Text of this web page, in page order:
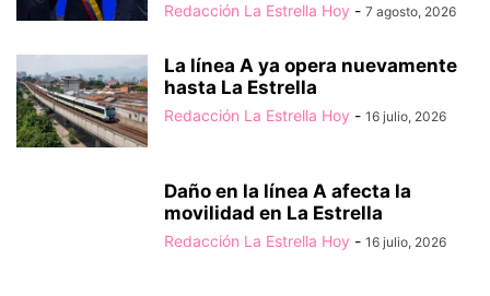
Redacción La Estrella Hoy - 7 agosto, 2026
La línea A ya opera nuevamente
hasta La Estrella
Redacción La Estrella Hoy - 16 julio, 2026
Daño en la línea A afecta la
movilidad en La Estrella
Redacción La Estrella Hoy - 16 julio, 2026